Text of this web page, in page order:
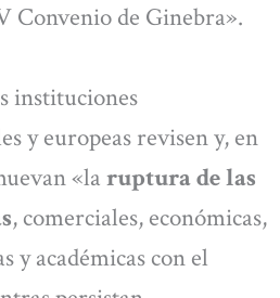
Convenio de Ginebra».
instituciones
y europeas revisen y, en
«la ruptura de las
, comerciales, económicas,
y académicas con el